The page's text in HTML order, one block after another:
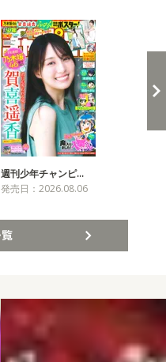
週刊少年チャンピ…
発売日：2026.08.06